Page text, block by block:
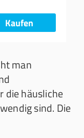
Kaufen
man
die häusliche
sind. Die